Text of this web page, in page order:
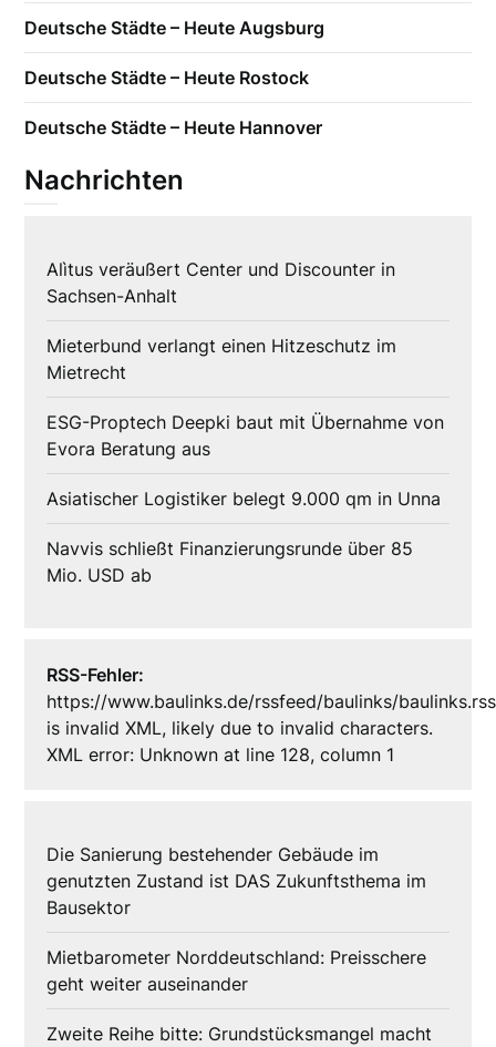
Deutsche Städte – Heute Augsburg
Deutsche Städte – Heute Rostock
Deutsche Städte – Heute Hannover
Nachrichten
Alìtus veräußert Center und Discounter in
Sachsen-Anhalt
Mieterbund verlangt einen Hitzeschutz im
Mietrecht
ESG-Proptech Deepki baut mit Übernahme von
Evora Beratung aus
Asiatischer Logistiker belegt 9.000 qm in Unna
Navvis schließt Finanzierungsrunde über 85
Mio. USD ab
RSS-Fehler:
https://www.baulinks.de/rssfeed/baulinks/baulinks.rss
is invalid XML, likely due to invalid characters.
XML error: Unknown at line 128, column 1
Die Sanierung bestehender Gebäude im
genutzten Zustand ist DAS Zukunftsthema im
Bausektor
Mietbarometer Norddeutschland: Preisschere
geht weiter auseinander
Zweite Reihe bitte: Grundstücksmangel macht